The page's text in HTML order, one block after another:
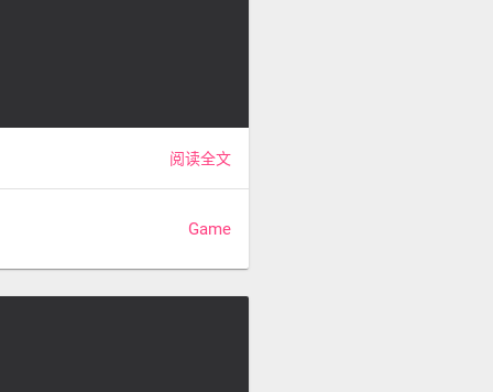
阅读全文
Game